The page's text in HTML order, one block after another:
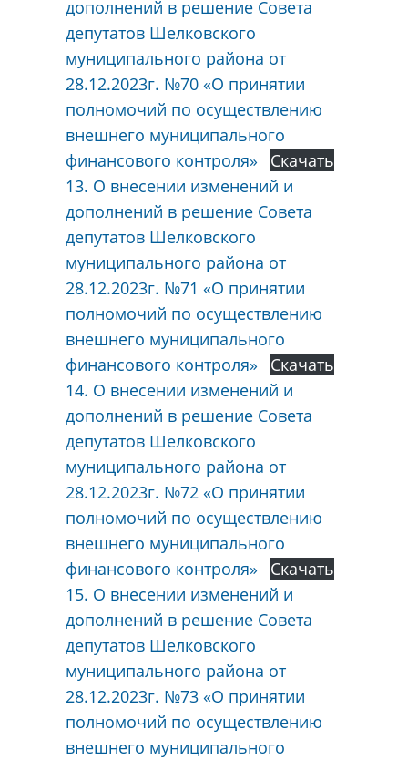
дополнений в решение Совета
депутатов Шелковского
муниципального района от
28.12.2023г. №70 «О принятии
полномочий по осуществлению
внешнего муниципального
финансового контроля»
Скачать
13. О внесении изменений и
дополнений в решение Совета
депутатов Шелковского
муниципального района от
28.12.2023г. №71 «О принятии
полномочий по осуществлению
внешнего муниципального
финансового контроля»
Скачать
14. О внесении изменений и
дополнений в решение Совета
депутатов Шелковского
муниципального района от
28.12.2023г. №72 «О принятии
полномочий по осуществлению
внешнего муниципального
финансового контроля»
Скачать
15. О внесении изменений и
дополнений в решение Совета
депутатов Шелковского
муниципального района от
28.12.2023г. №73 «О принятии
полномочий по осуществлению
внешнего муниципального